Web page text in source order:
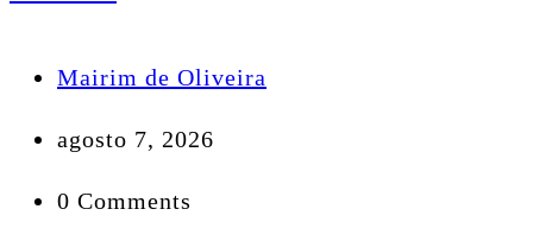
Mairim de Oliveira
agosto 7, 2026
0 Comments